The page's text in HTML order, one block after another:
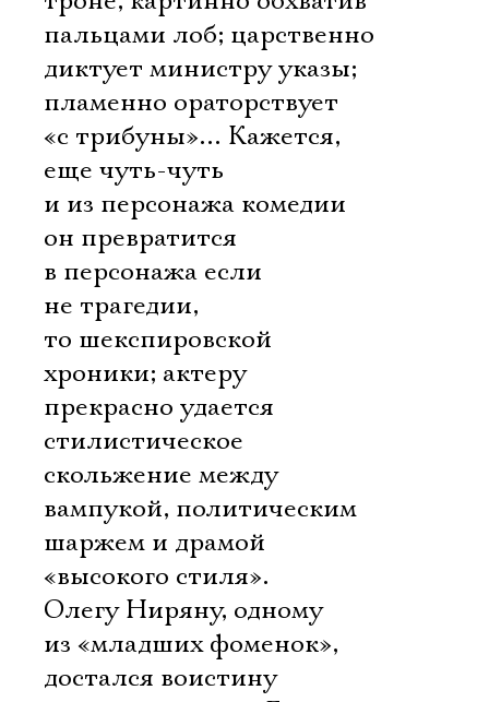
пальцами лоб; царственно
диктует министру указы;
пламенно ораторствует
«с трибуны»… Кажется,
еще чуть-чуть 
и из персонажа комедии
он превратится
в персонажа если
не трагедии,
то шекспировской
хроники; актеру
прекрасно удается
стилистическое
скольжение между
вампукой, политическим
шаржем и драмой
«высокого стиля».
Олегу Ниряну, одному
из «младших фоменок»,
достался воистину
Ознакомиться